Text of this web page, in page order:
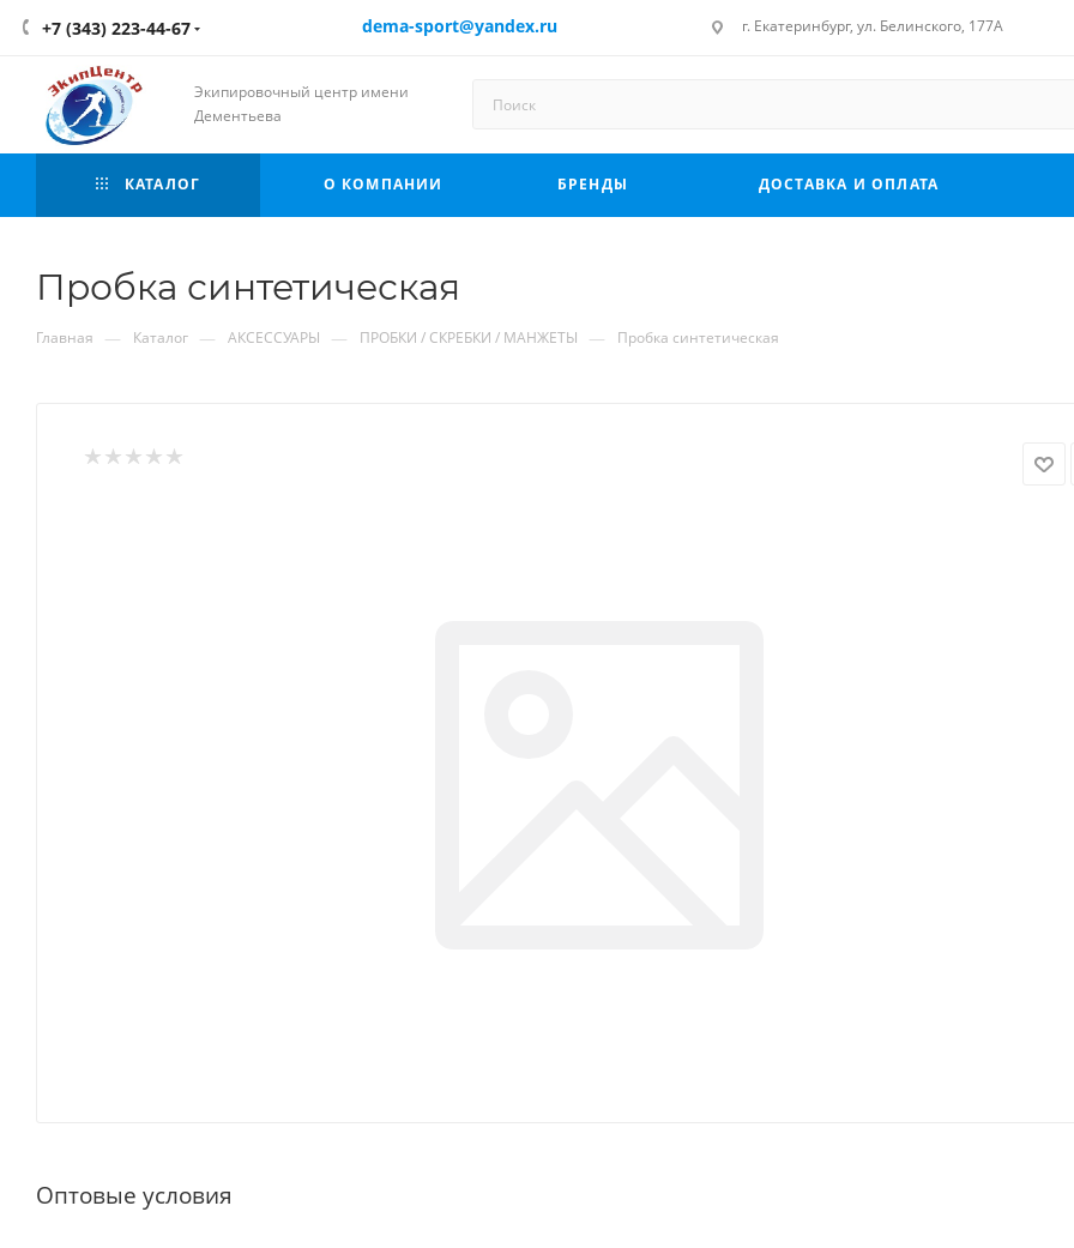
+7 (343) 223-44-67 dema-sport@yandex.ru г. Екатеринбург, ул. Белинского, 177А
Экипировочный центр имени
Дементьева
КАТАЛОГ О КОМПАНИИ БРЕНДЫ ДОСТАВКА И ОПЛАТА
Пробка синтетическая
Главная — Каталог — АКСЕССУАРЫ — ПРОБКИ / СКРЕБКИ / МАНЖЕТЫ — Пробка синтетическая
Оптовые условия